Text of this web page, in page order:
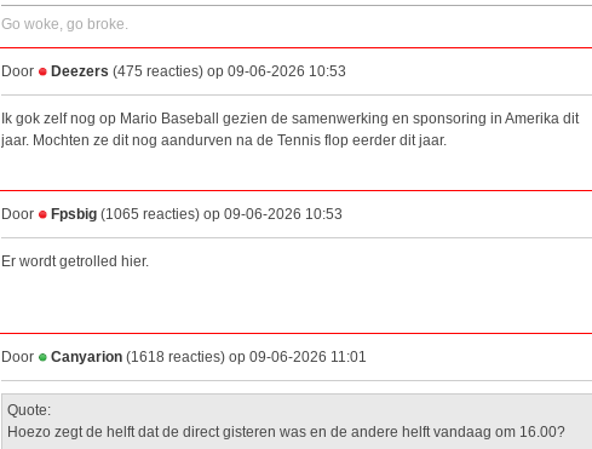
Go woke, go broke.
Door Deezers (475 reacties) op 09-06-2026 10:53
Ik gok zelf nog op Mario Baseball gezien de samenwerking en sponsoring in Amerika dit
jaar. Mochten ze dit nog aandurven na de Tennis flop eerder dit jaar.
Door Fpsbig (1065 reacties) op 09-06-2026 10:53
Er wordt getrolled hier.
Door Canyarion (1618 reacties) op 09-06-2026 11:01
Quote:
Hoezo zegt de helft dat de direct gisteren was en de andere helft vandaag om 16.00?